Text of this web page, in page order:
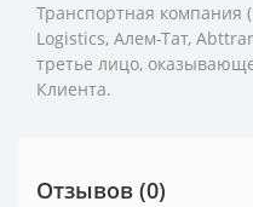
Транспортная компания
Logistics, Алем-Тат,
третье лицо,
Клиента.
Отзывов (0)